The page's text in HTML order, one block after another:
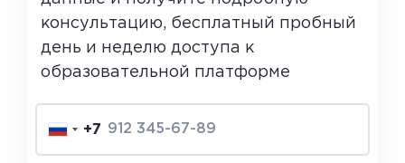
консультацию, бесплатный пробный
день и неделю доступа к
образовательной платформе
+7